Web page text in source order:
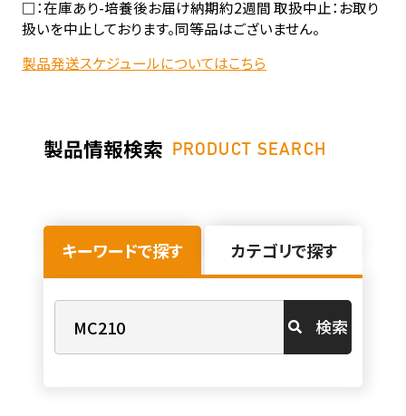
□：在庫あり-培養後お届け納期約2週間 取扱中止：お取り
扱いを中止しております。同等品はございません。
製品発送スケジュールについてはこちら
製品情報検索 PRODUCT SEARCH
キーワードで探す カテゴリで探す
検索